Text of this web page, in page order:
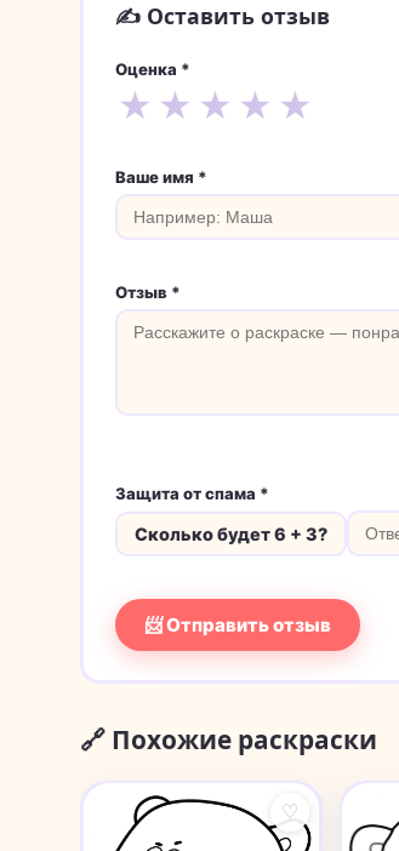
✍️ Оставить отзыв
Оценка *
★ ★ ★ ★ ★
Ваше имя *
Отзыв *
Защита от спама *
Сколько будет 6 + 3?
📨 Отправить отзыв
🔗 Похожие раскраски
♡